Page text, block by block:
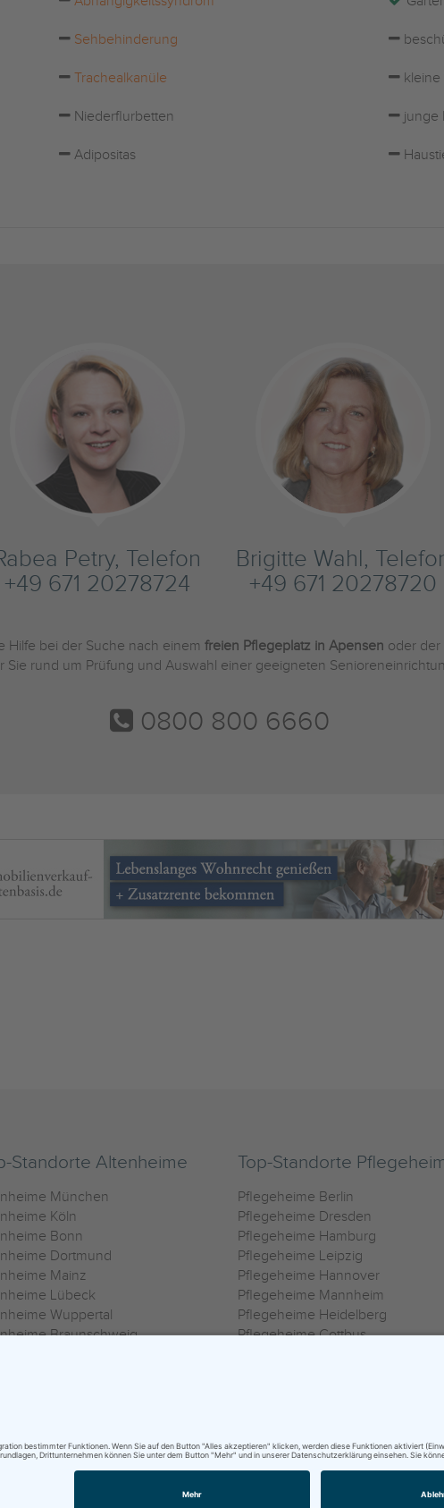
Sehbehinderung
Trachealkanüle kleine
Niederflurbetten junge
Adipositas
Petry, Telefon
+49 671 20278724
Brigitte Wahl,
+49 671 20278720
Hilfe bei der Suche nach einem freien Pflegeplatz in Apensen oder
rund um Prüfung und Auswahl einer geeigneten
0800 800 6660
Standorte Altenheime
München
Köln
Bonn
Dortmund
Mainz
Lübeck
Wuppertal
Braunschweig
Top-Standorte
Pflegeheime Berlin
Pflegeheime Dresden
Pflegeheime Hamburg
Pflegeheime Leipzig
Pflegeheime Hannover
Pflegeheime Mannheim
Pflegeheime Heidelberg
Pflegeheime Cottbus